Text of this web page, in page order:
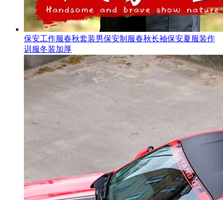
保安工作服春秋套装男保安制服春秋长袖保安夏服装作
训服冬装加厚